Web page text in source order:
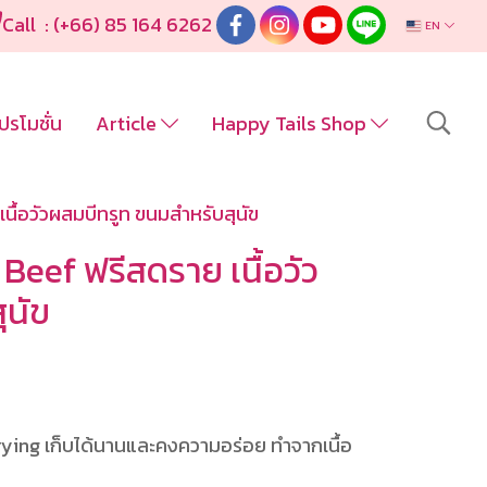
Call : (+66) 85 164 6262 EN
รโมชั่น Article Happy Tails Shop
นื้อวัวผสมบีทรูท ขนมสำหรับสุนัข
ฟรีสดราย เนื้อวัว
ข
เก็บได้นานและคงความอร่อย ทำจากเนื้อ